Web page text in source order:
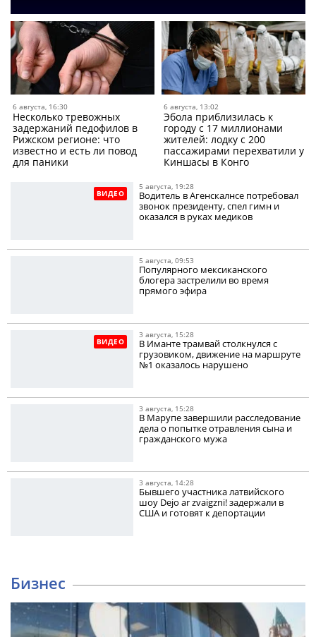
6 августа, 16:30
Несколько тревожных
задержаний педофилов в
Рижском регионе: что
известно и есть ли повод
для паники
6 августа, 13:02
Эбола приблизилась к
городу с 17 миллионами
жителей: лодку с 200
пассажирами перехватили у
Киншасы в Конго
ВИДЕО
5 августа, 19:28
Водитель в Агенскалнсе потребовал
звонок президенту, спел гимн и
оказался в руках медиков
5 августа, 09:53
Популярного мексиканского
блогера застрелили во время
прямого эфира
ВИДЕО
3 августа, 15:28
В Иманте трамвай столкнулся с
грузовиком, движение на маршруте
№1 оказалось нарушено
3 августа, 15:28
В Марупе завершили расследование
дела о попытке отравления сына и
гражданского мужа
3 августа, 14:28
Бывшего участника латвийского
шоу Dejo ar zvaigzni! задержали в
США и готовят к депортации
Бизнес